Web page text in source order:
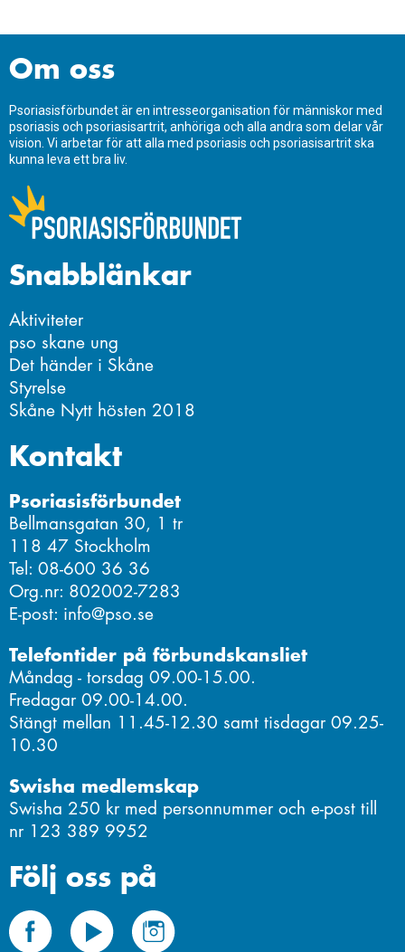
Om oss
Psoriasisförbundet är en intresseorganisation för människor med
psoriasis och psoriasisartrit, anhöriga och alla andra som delar vår
vision. Vi arbetar för att alla med psoriasis och psoriasisartrit ska
kunna leva ett bra liv.
Kontakt
Psoriasisförbundet
Bellmansgatan 30, 1 tr
118 47 Stockholm
Tel: 08-600 36 36
Org.nr: 802002-7283
E-post: info@pso.se
Telefontider på förbundskansliet
Måndag - torsdag 09.00-15.00.
Fredagar 09.00-14.00.
Stängt mellan 11.45-12.30 samt tisdagar 09.25-
10.30
Swisha medlemskap
Swisha 250 kr med personnummer och e-post till
nr 123 389 9952
Snabblänkar
Aktiviteter
pso skane ung
Det händer i Skåne
Styrelse
Skåne Nytt hösten 2018
Följ oss på